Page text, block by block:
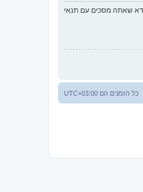
שאתה מסכים עם תנאי
כל הזמנים הם UTC+03:00